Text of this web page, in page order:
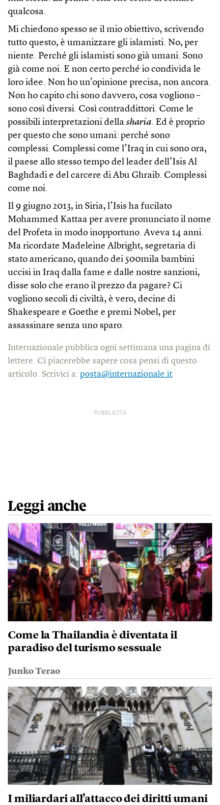
qualcosa.
Mi chiedono spesso se il mio obiettivo, scrivendo
tutto questo, è umanizzare gli islamisti. No, per
niente. Perché gli islamisti sono già umani. Sono
già come noi. E non certo perché io condivida le
loro idee. Non ho un’opinione precisa, non ancora.
Non ho capito chi sono davvero, cosa vogliono –
sono così diversi. Così contraddittori. Come le
possibili interpretazioni della sharia. Ed è proprio
per questo che sono umani: perché sono
complessi. Complessi come l’Iraq in cui sono ora,
il paese allo stesso tempo del leader dell’Isis Al
Baghdadi e del carcere di Abu Ghraib. Complessi
come noi.
Il 9 giugno 2013, in Siria, l’Isis ha fucilato
Mohammed Kattaa per avere pronunciato il nome
del Profeta in modo inopportuno. Aveva 14 anni.
Ma ricordate Madeleine Albright, segretaria di
stato americano, quando dei 500mila bambini
uccisi in Iraq dalla fame e dalle nostre sanzioni,
disse solo che erano il prezzo da pagare? Ci
vogliono secoli di civiltà, è vero, decine di
Shakespeare e Goethe e premi Nobel, per
assassinare senza uno sparo.
Internazionale pubblica ogni settimana una pagina di
lettere. Ci piacerebbe sapere cosa pensi di questo
articolo. Scrivici a: posta@internazionale.it
PUBBLICITÀ
Leggi anche
Come la Thailandia è diventata il
paradiso del turismo sessuale
Junko Terao
I miliardari all’attacco dei diritti umani